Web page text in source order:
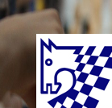
Skip
to
content